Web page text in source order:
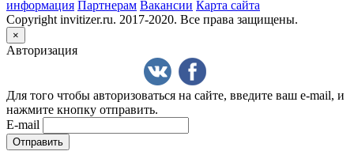
информация Партнерам Вакансии Карта сайта
Copyright invitizer.ru. 2017-2020. Все права защищены.
×
Авторизация
Для того чтобы авторизоваться на сайте, введите ваш e-mail, и
нажмите кнопку отправить.
E-mail
Отправить